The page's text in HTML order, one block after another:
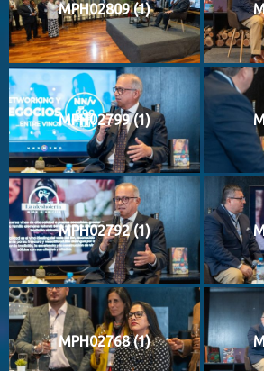
MPH02809 (1)
MPH02799 (1)
MPH02792 (1)
MPH02768 (1)